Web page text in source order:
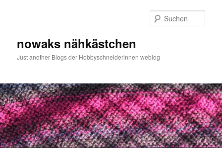
nowaks nähkästchen
Just another Blogs der Hobbyschneiderinnen weblog